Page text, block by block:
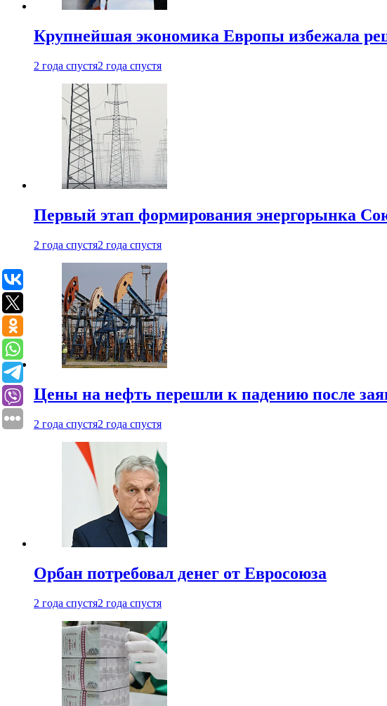
Крупнейшая экономика Европы избежала
2 года спустя2 года спустя
Первый этап формирования энергорынка
2 года спустя2 года спустя
Цены на нефть перешли к падению после
2 года спустя2 года спустя
Орбан потребовал денег от Евросоюза
2 года спустя2 года спустя